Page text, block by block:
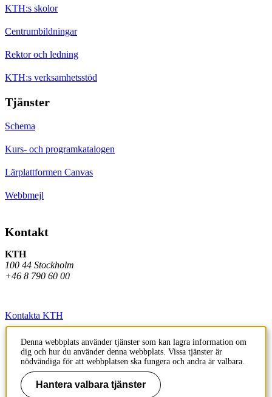
KTH:s skolor
Centrumbildningar
Rektor och ledning
KTH:s verksamhetsstöd
Tjänster
Schema
Kurs- och programkatalogen
Lärplattformen Canvas
Webbmejl
Kontakt
KTH
100 44 Stockholm
+46 8 790 60 00
Kontakta KTH
Jobba på KTH
Press och media
Faktura och betalning KTH
Denna webbplats använder tjänster som kan lagra information om
dig och hur du använder denna webbplats. Vissa tjänster är
nödvändiga för att webbplatsen ska fungera och andra är valbara.
Hantera valbara tjänster